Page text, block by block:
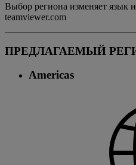
Выбор региона изменяет язык
teamviewer.com
ПРЕДЛАГАЕМЫЙ
Americas